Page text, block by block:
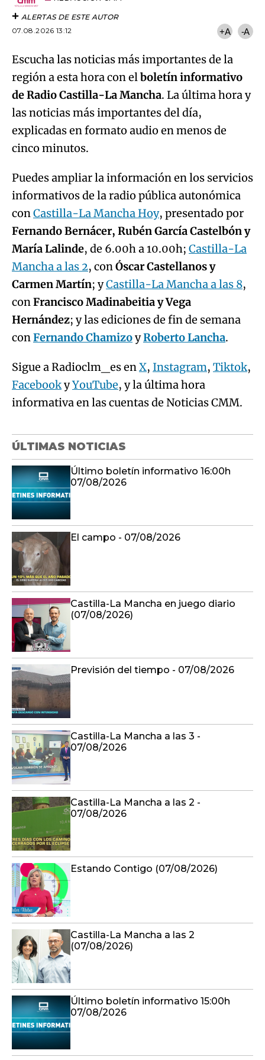
ALERTAS DE ESTE AUTOR
07.08.2026 13:12
+A -A
Escucha las noticias más importantes de la
región a esta hora con elboletín informativo
de Radio Castilla-La Mancha. La última hora y
las noticias más importantes del día,
explicadas en formato audio en menos de
cinco minutos.
Puedes ampliar la información en los servicios
informativos de la radio pública autonómica
conCastilla-La Mancha Hoy, presentado por
Fernando Bernácer, Rubén García Castelbón y
María Lalinde, de 6.00h a 10.00h; Castilla-La
Mancha a las 2, conÓscar Castellanos y
Carmen Martín; yCastilla-La Mancha a las 8,
conFrancisco Madinabeitia y Vega
Hernández; y las ediciones de fin de semana
conFernando ChamizoyRoberto Lancha.
Sigue a Radioclm_es enX, Instagram, Tiktok,
FacebookyYouTube, y la última hora
informativa en las cuentas de Noticias CMM.
ÚLTIMAS NOTICIAS
Último boletín informativo 16:00h
07/08/2026
El campo - 07/08/2026
Castilla-La Mancha en juego diario
(07/08/2026)
Previsión del tiempo - 07/08/2026
Castilla-La Mancha a las 3 -
07/08/2026
Castilla-La Mancha a las 2 -
07/08/2026
Estando Contigo (07/08/2026)
Castilla-La Mancha a las 2
(07/08/2026)
Último boletín informativo 15:00h
07/08/2026